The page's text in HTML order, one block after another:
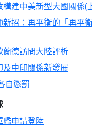
構建中美新型大國關係(
招：再平衡的「再平
蘭德訪問大陸評析
及中印關係新發展
自懲罰
艦申請登陸